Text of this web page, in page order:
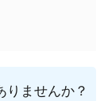
りませんか？